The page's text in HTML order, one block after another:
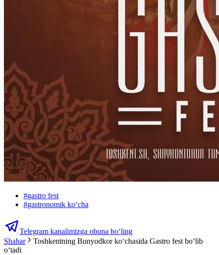
#gastro fest
#gastronomik koʻcha
Telegram kanalimizga obuna bo‘ling
Shahar
Toshkentning Bunyodkor koʻchasida Gastro fest boʻlib
oʻtadi